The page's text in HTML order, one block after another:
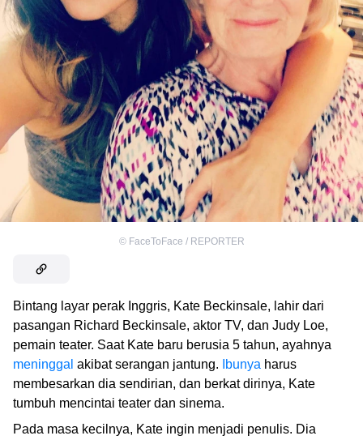
© FaceToFace / REPORTER
Bintang layar perak Inggris, Kate Beckinsale, lahir dari
pasangan Richard Beckinsale, aktor TV, dan Judy Loe,
pemain teater. Saat Kate baru berusia 5 tahun, ayahnya
meninggal akibat serangan jantung. Ibunya harus
membesarkan dia sendirian, dan berkat dirinya, Kate
tumbuh mencintai teater dan sinema.
Pada masa kecilnya, Kate ingin menjadi penulis. Dia